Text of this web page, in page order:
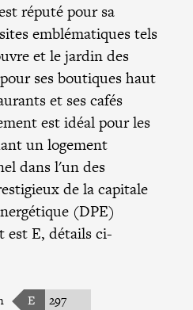
réputé pour sa
emblématiques tels
et le jardin des
ses boutiques haut
et ses cafés
est idéal pour les
un logement
dans l'un des
de la capitale
(DPE)
est E, détails ci-
E 297